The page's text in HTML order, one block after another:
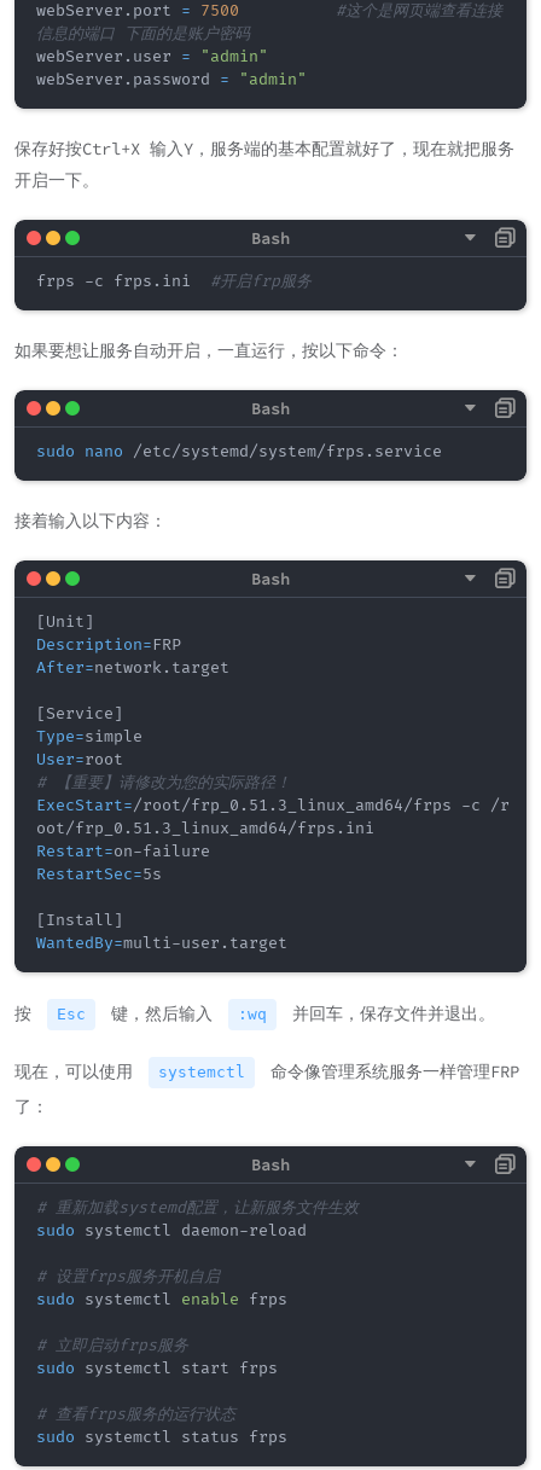
webServer.port = 7500
#这个是网页端查看连接
信息的端口 下面的是账户密码
webServer.user =
"admin"
webServer.password = "admin"
保存好按Ctrl+X 输入Y，服务端的基本配置就好了，现在就把服务
开启一下。
frps -c frps.ini #开启frp服务
如果要想让服务自动开启，一直运行，按以下命令：
sudo nano /etc/systemd/system/frps.service
接着输入以下内容：
[Unit]
Description=
After=network.target
[Service]
Type=
User=
# 【重要】请修改为您的实际路径！
ExecStart=/root/frp_0.51.3_linux_amd64/frps -c /r
Restart=
RestartSec=5s
[Install]
WantedBy=multi-user.target
按 Esc 键，然后输入 :wq 并回车，保存文件并退出。
现在，可以使用 systemctl
命令像管理系统服务一样管理FRP
了：
# 重新加载systemd配置，让新服务文件生效
sudo systemctl daemon-reload
# 设置frps服务开机自启
sudo systemctl enable frps
# 立即启动frps服务
sudo systemctl start frps
# 查看frps服务的运行状态
sudo systemctl status frps